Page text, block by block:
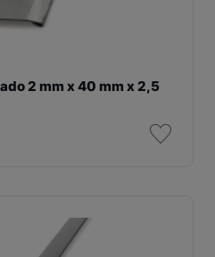
2 mm x 40 mm x 2,5